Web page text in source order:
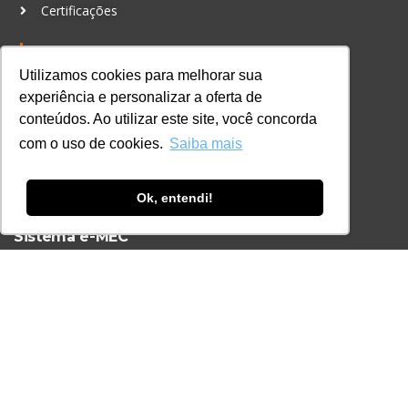
Utilizamos cookies para melhorar sua
experiência e personalizar a oferta de
conteúdos. Ao utilizar este site, você concorda
com o uso de cookies. Saiba mais
Ok, entendi!
Certificações
CONTATO
+55 11 3259-2837
+55 11 98924-8322
contato@lec.com.br
Consulte aqui o cadastro da Instituição no
Sistema e-MEC